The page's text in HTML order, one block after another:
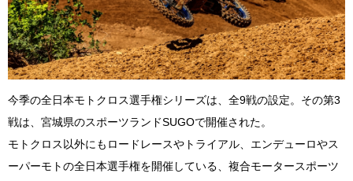
今季の全日本モトクロス選手権シリーズは、全9戦の設定。その第3
戦は、宮城県のスポーツランドSUGOで開催された。
モトクロス以外にもロードレースやトライアル、エンデューロやス
ーパーモトの全日本選手権を開催している、複合モータースポーツ